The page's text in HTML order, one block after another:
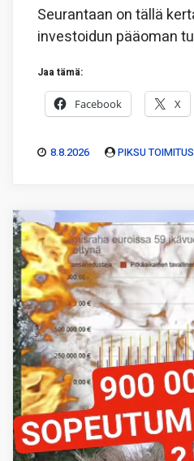
Seurantaan on tällä
investoidun pääoman
Jaa tämä:
Facebook X
8.8.2026 PIKSU TOIMITUS